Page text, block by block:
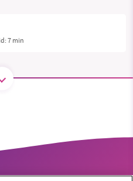
7 min
Nu vill vi
vi hoppas att du
oss.